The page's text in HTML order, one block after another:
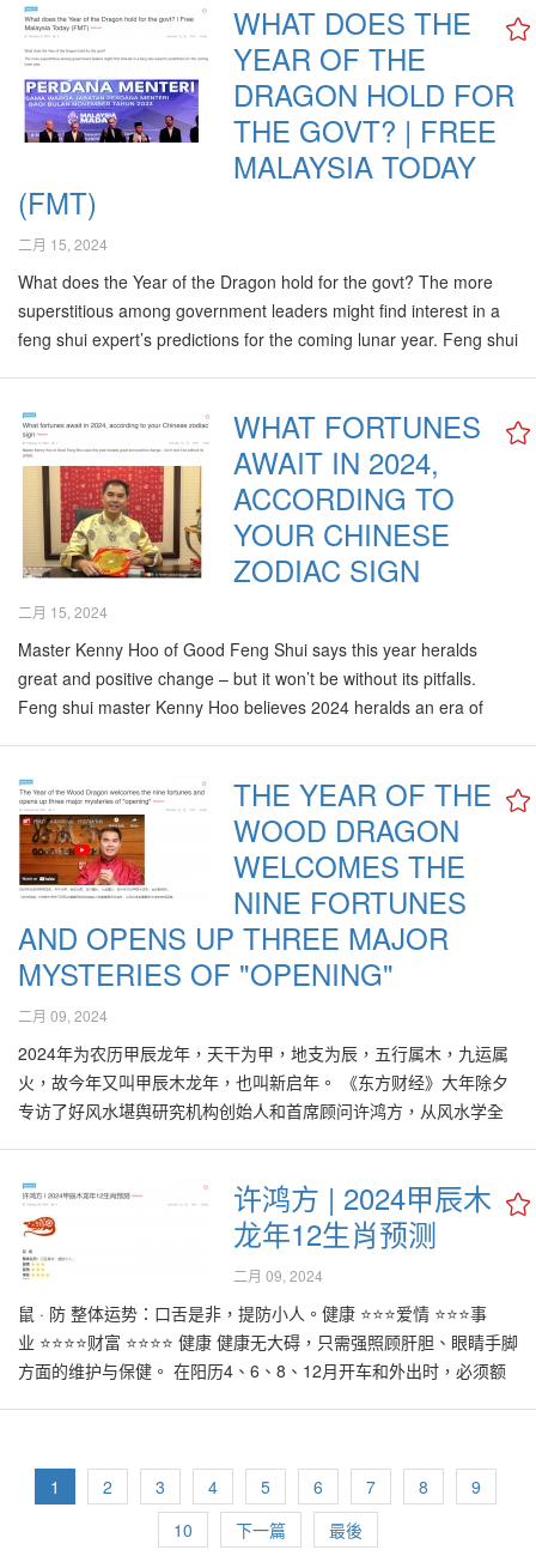
WHAT DOES THE
YEAR OF THE
DRAGON HOLD FOR
THE GOVT? | FREE
MALAYSIA TODAY
(FMT)
二月 15, 2024
What does the Year of the Dragon hold for the govt? The more
superstitious among government leaders might find interest in a
feng shui expert’s predictions for the coming lunar year. Feng shui
WHAT FORTUNES
AWAIT IN 2024,
ACCORDING TO
YOUR CHINESE
ZODIAC SIGN
二月 15, 2024
Master Kenny Hoo of Good Feng Shui says this year heralds
great and positive change – but it won’t be without its pitfalls.
Feng shui master Kenny Hoo believes 2024 heralds an era of
THE YEAR OF THE
WOOD DRAGON
WELCOMES THE
NINE FORTUNES
AND OPENS UP THREE MAJOR
MYSTERIES OF "OPENING"
二月 09, 2024
2024年为农历甲辰龙年，天干为甲，地支为辰，五行属木，九运属
火，故今年又叫甲辰木龙年，也叫新启年。 《东方财经》大年除夕
专访了好风水堪舆研究机构创始人和首席顾问许鸿方，从风水学全
2023年，大马面对政经文教的挑战，加上东欧发生战争，对我国造
成一定冲击。 虽然去年上半年的经济不平稳，但下半年安华政府趋
向稳定，有助于马来西亚经济的成长。 随著2023年的风水八运
（2004年至2023年；甲申年至癸卯年）已经结束，今年2024年将始
于风水九运（2024年至2043年；甲辰年至癸亥甲年）。 许鸿方分享
说，好风水今年的关键字是“启”，此艺术字由他亲笔挥毫，字里蕴藏
3大玄机。 许鸿方表示，“启”字代表新世界次序的开端，此开端是百
教为主。然而，开启新世界次序并不意味著西方国家走向没落，而
是东方国家重新崛起 ，尤其是中国、印度、甚至是东南亚国家的崛
起。” 许鸿方续说，先前提及的3大玄机，第1个玄机为“战”，蕴藏于
许鸿方 | 2024甲辰木
龙年12生肖预测
二月 09, 2024
鼠 · 防 整体运势：口舌是非，提防小人。健康 ⭐⭐⭐爱情 ⭐⭐⭐事
业 ⭐⭐⭐⭐财富 ⭐⭐⭐⭐ 健康 健康无大碍，只需强照顾肝胆、眼睛手脚
方面的维护与保健。 在阳历4、6、8、12月开车和外出时，必须额
里的大贵人，面对任何事情时，必须和伴侣多沟通和分享，可以得
到指引，感情更融洽。 财运 由于全年缺乏财星扶助，加上有白虎、
五鬼和官符等凶星捣乱，所以必须小心理财。尤其是在阳历4月和8
1 2 3 4 5 6 7 8
9
10
下一篇
最後